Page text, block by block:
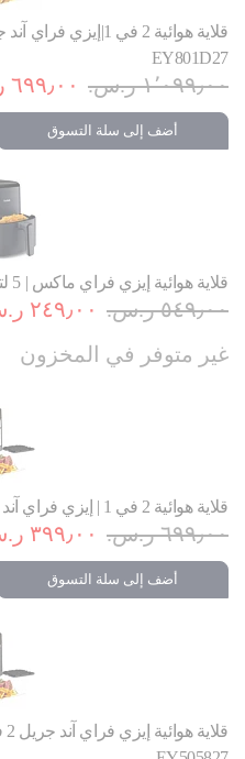
EY801D27
٦٩٩٫٠٠ ر.س.‏ ١٬٠٩٩٫٠٠ ر.س.‏
أضف إلى سلة التسوق
قلاية هوائية إيزي فراي ماكس | 5 لتر | 10 برامج طهي | EY245B40
٢٤٩٫٠٠ ر.س.‏ ٥٤٩٫٠٠ ر.س.‏
غير متوفر في المخزون
قلاية هوائية 2 في 1 | إيزي فراي آند جريل |8 برامج| 4.5 لتر| EY505D27
٣٩٩٫٠٠ ر.س.‏ ٦٩٩٫٠٠ ر.س.‏
أضف إلى سلة التسوق